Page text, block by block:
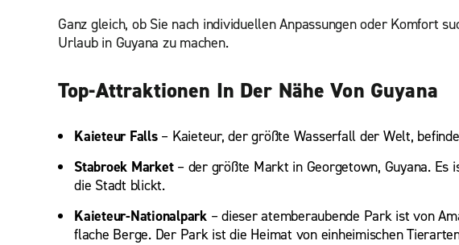
Ganz gleich, ob Sie nach individuellen Anpassungen oder Komfort
Urlaub in Guyana zu machen.
Top-Attraktionen In Der Nähe Von Guyana
Kaieteur Falls– Kaieteur, der größte Wasserfall der Welt,
Stabroek Market– der größte Markt in Georgetown, Guyana. Es
die Stadt blickt.
Kaieteur-Nationalpark – dieser atemberaubende Park ist von
flache Berge. Der Park ist die Heimat von einheimischen